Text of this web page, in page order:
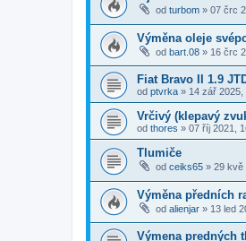
od turbom » 07 črc
Výměna oleje
od bart.08 » 16 črc
Fiat Bravo II 1.9
od ptvrka » 14 zář 2025,
Vrčivý (klepavý
od thores » 07 říj 2021,
Tlumiče
od ceiks65 » 29 kvě
Výměna předních
od alienjar » 13 led
Výmena predných